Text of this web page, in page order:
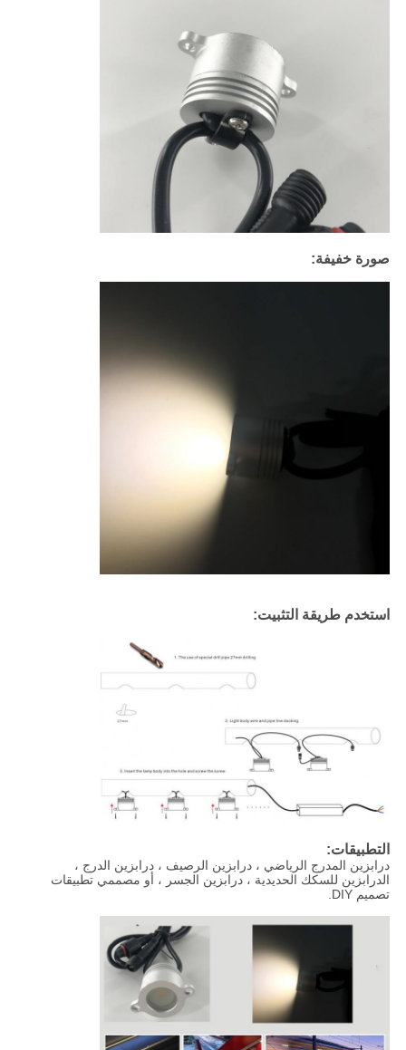
صورة خفيفة:
استخدم طريقة التثبيت:
التطبيقات:
درابزين المدرج الرياضي ، درابزين الرصيف ، درابزين الدرج ،
الدرابزين للسكك الحديدية ، درابزين الجسر ، أو مصممي تطبيقات
تصميم DIY.